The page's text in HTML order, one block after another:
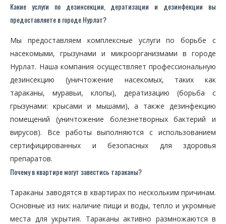
Какие услуги по дезинсекции, дератизации и дезинфекции вы
предоставляете в городе Нурлат?
Мы предоставляем комплексные услуги по борьбе с
насекомыми, грызунами и микроорганизмами в городе
Нурлат. Наша компания осуществляет профессиональную
дезинсекцию (уничтожение насекомых, таких как
тараканы, муравьи, клопы), дератизацию (борьба с
грызунами: крысами и мышами), а также дезинфекцию
помещений (уничтожение болезнетворных бактерий и
вирусов). Все работы выполняются с использованием
сертифицированных и безопасных для здоровья
препаратов.
Почему в квартире могут завестись тараканы?
Тараканы заводятся в квартирах по нескольким причинам.
Основные из них: наличие пищи и воды, тепло и укромные
места для укрытия. Тараканы активно размножаются в